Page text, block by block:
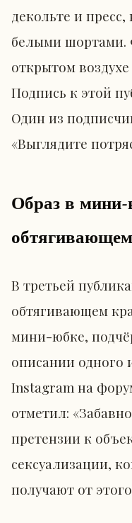
декольте и пресс,
белыми шортами.
открытом воздухе
Подпись к этой
Один из
«Выглядите
Образ в
В третьей
обтягивающем
мини-юбке,
описании одного
Instagram на
отметил:
претензии к
сексуализации,
получают от